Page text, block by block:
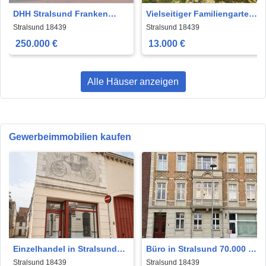
DHH Stralsund Franken
750m2 Grundstück 110m2
Wfl
Stralsund 18439
250.000 €
Vielseitiger Familiengarten
in Stralsund - Devin
Stralsund 18439
13.000 €
Alle Häuser anzeigen
Gewerbeimmobilien kaufen
Einzelhandel in Stralsund
89.000 € 16 m²
Stralsund 18439
Büro in Stralsund 70.000 €
27.05 m²
Stralsund 18439